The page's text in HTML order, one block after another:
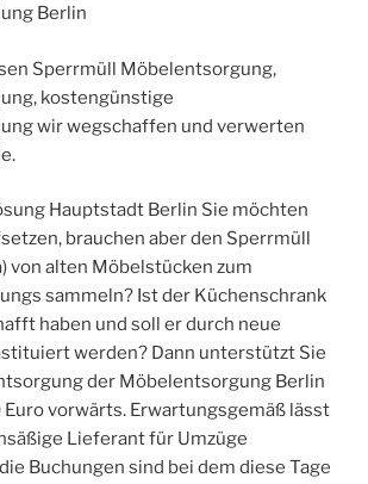
Berlin
Sperrmüll Möbelentsorgung,
kostengünstige
wir wegschaffen und verwerten
Hauptstadt Berlin Sie möchten
brauchen aber den Sperrmüll
von alten Möbelstücken zum
sammeln? Ist der Küchenschrank
haben und soll er durch neue
werden? Dann unterstützt Sie
der Möbelentsorgung Berlin
vorwärts. Erwartungsgemäß lässt
Lieferant für Umzüge
Buchungen sind bei dem diese Tage